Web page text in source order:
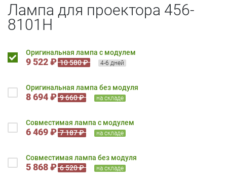
Лампа для проектора 456-
8101H
Оригинальная лампа с модулем
9 522 ₽ 10 580 ₽ 4-6 дней
Оригинальная лампа без модуля
8 694 ₽ 9 660 ₽ на складе
Совместимая лампа с модулем
6 469 ₽ 7 187 ₽ на складе
Совместимая лампа без модуля
5 868 ₽ 6 520 ₽ на складе